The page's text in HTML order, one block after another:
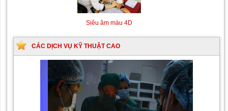
Siêu âm màu 4D
CÁC DỊCH VỤ KỸ THUẬT CAO